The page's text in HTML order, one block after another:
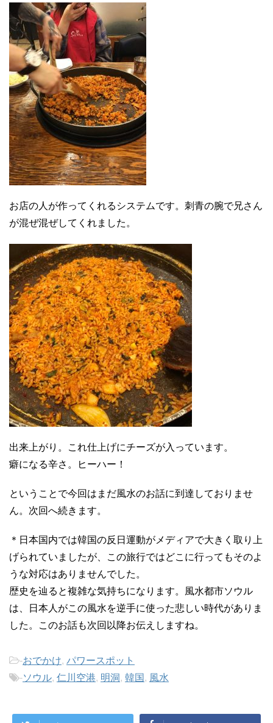
お店の人が作ってくれるシステムです。刺青の腕で兄さん
が混ぜ混ぜしてくれました。
出来上がり。これ仕上げにチーズが入っています。
癖になる辛さ。ヒーハー！
ということで今回はまだ風水のお話に到達しておりませ
ん。次回へ続きます。
＊日本国内では韓国の反日運動がメディアで大きく取り上
げられていましたが、この旅行ではどこに行ってもそのよ
うな対応はありませんでした。
歴史を辿ると複雑な気持ちになります。風水都市ソウル
は、日本人がこの風水を逆手に使った悲しい時代がありま
した。このお話も次回以降お伝えしますね。
-おでかけ, パワースポット
-ソウル, 仁川空港, 明洞, 韓国 , 風水